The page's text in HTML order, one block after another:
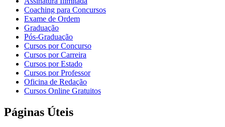
Coaching para Concursos
Exame de Ordem
Graduação
Pós-Graduação
Cursos por Concurso
Cursos por Carreira
Cursos por Estado
Cursos por Professor
Oficina de Redação
Cursos Online Gratuitos
Páginas Úteis